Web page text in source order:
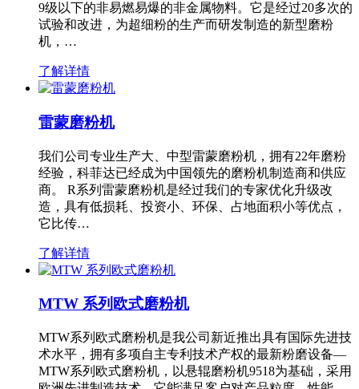
9级以下的非易燃易爆的非金属物料。它是经过20多次的
试验和改进，为超细粉的生产而研发制造的新型磨粉
机，…
了解详情
雷蒙磨粉机
我们公司专业生产大、中型雷蒙磨粉机，拥有22年磨粉
经验，科菲达已经成为中国领先的磨粉机制造商和供应
商。 R系列雷蒙磨粉机是经过我们的专家优化升级改
造，具有低损耗、投资小、环保、占地面积小等优点，
它比传…
了解详情
MTW 系列欧式磨粉机
MTW系列欧式磨粉机是我公司新近推出具有国际先进技
术水平，拥有多项自主专利技术产权的最新粉磨设备—
MTW系列欧式磨粉机，以悬辊磨粉机9518为基础，采用